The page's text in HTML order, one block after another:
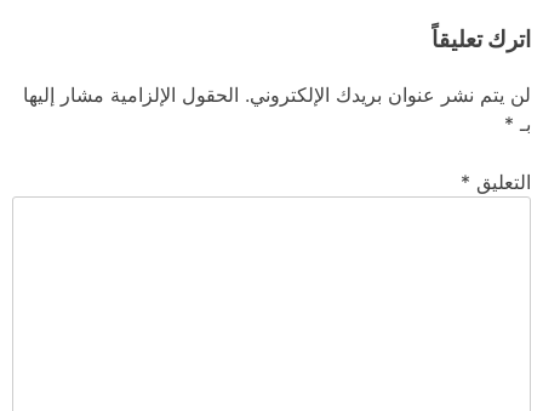
اترك تعليقاً
لن يتم نشر عنوان بريدك الإلكتروني. الحقول الإلزامية مشار إليها
بـ *
التعليق *